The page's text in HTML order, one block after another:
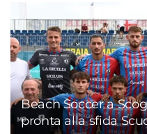
Beach Soccer a
pronta alla sfida